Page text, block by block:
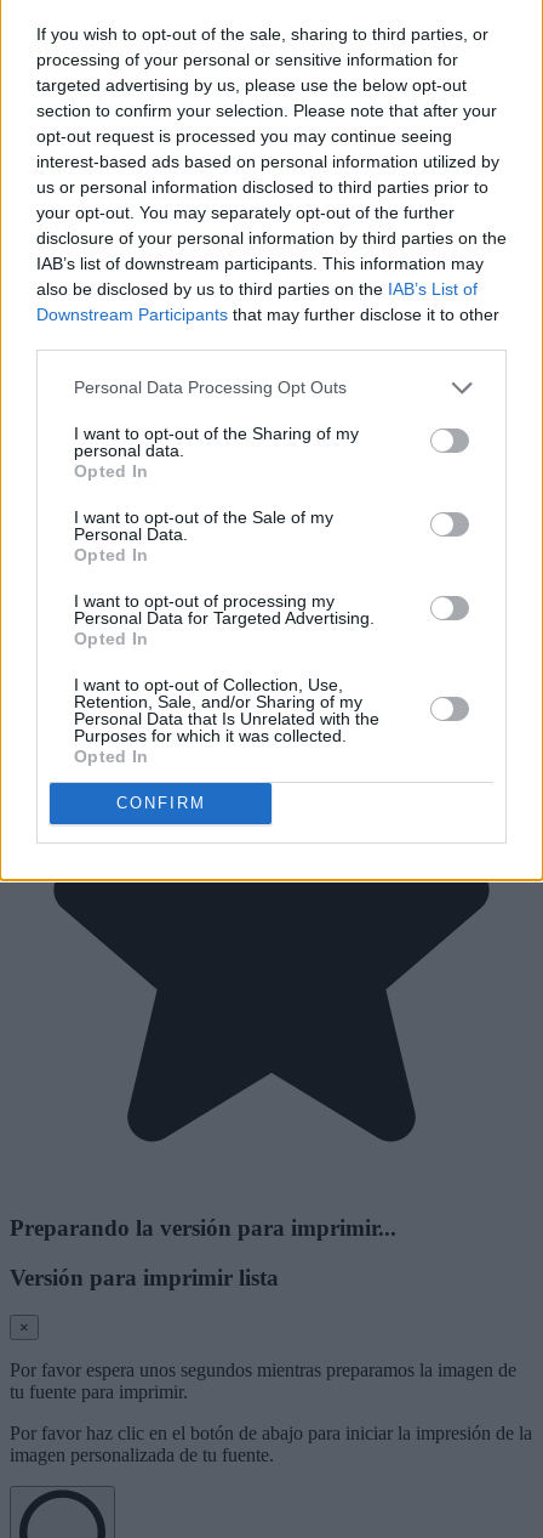
If you wish to opt-out of the sale, sharing to third parties, or
processing of your personal or sensitive information for
targeted advertising by us, please use the below opt-out
section to confirm your selection. Please note that after your
opt-out request is processed you may continue seeing
interest-based ads based on personal information utilized by
us or personal information disclosed to third parties prior to
your opt-out. You may separately opt-out of the further
disclosure of your personal information by third parties on the
IAB’s list of downstream participants. This information may
also be disclosed by us to third parties on the IAB’s List of
Downstream Participants that may further disclose it to other
Personal Data Processing Opt Outs
I want to opt-out of the Sharing of my
personal data.
Opted In
I want to opt-out of the Sale of my
Personal Data.
Opted In
I want to opt-out of processing my
Personal Data for Targeted Advertising.
Opted In
I want to opt-out of Collection, Use,
Retention, Sale, and/or Sharing of my
Personal Data that Is Unrelated with the
Purposes for which it was collected.
Opted In
CONFIRM
Preparando la versión para imprimir...
Versión para imprimir lista
×
Por favor espera unos segundos mientras preparamos la imagen de
tu fuente para imprimir.
Por favor haz clic en el botón de abajo para iniciar la impresión de la
imagen personalizada de tu fuente.